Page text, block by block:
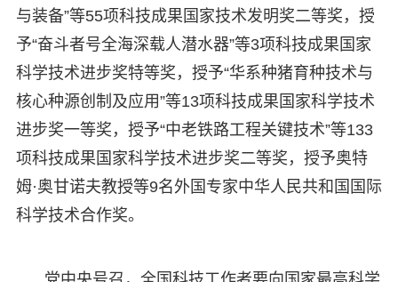
与装备”等55项科技成果国家技术发明奖二等奖，授
予“奋斗者号全海深载人潜水器”等3项科技成果国家
科学技术进步奖特等奖，授予“华系种猪育种技术与
核心种源创制及应用”等13项科技成果国家科学技术
进步奖一等奖，授予“中老铁路工程关键技术”等133
项科技成果国家科学技术进步奖二等奖，授予奥特
姆·奥甘诺夫教授等9名外国专家中华人民共和国国际
科学技术合作奖。